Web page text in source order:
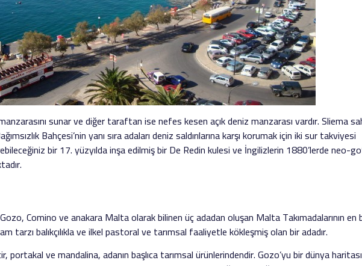
sunar ve diğer taraftan ise nefes kesen açık deniz manzarası vardır. Sliema
Bahçesi’nin yanı sıra adaları deniz saldırılarına karşı korumak için iki sur takviyesi
bir 17. yüzyılda inşa edilmiş bir De Redin kulesi ve İngilizlerin 1880’lerde neo-
Comino ve anakara Malta olarak bilinen üç adadan oluşan Malta Takımadalarının en
tarzı balıkçılıkla ve ilkel pastoral ve tarımsal faaliyetle kökleşmiş olan bir adadır.
ve mandalina, adanın başlıca tarımsal ürünlerindendir. Gozo’yu bir dünya